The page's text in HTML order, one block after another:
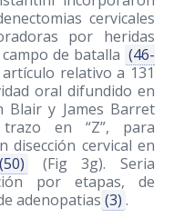
cervicales
por heridas
de batalla (46-
relativo a 131
oral difundido en
Blair y James Barret
en “Z”, para
disección cervical en
(50)
(Fig 3g). Seria
por etapas, de
adenopatias (3) .